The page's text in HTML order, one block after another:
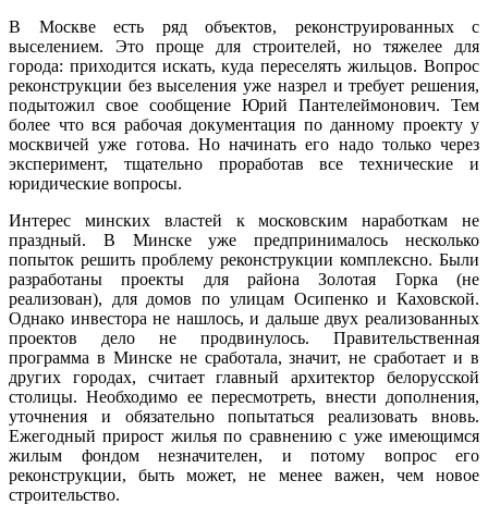
В Москве есть ряд объектов, рекон­струированных с
выселением. Это проще для строителей, но тяжелее для
города: приходится искать, куда переселять жильцов. Вопрос
реконструкции без выселения уже назрел и требует решения,
подытожил свое сообщение Юрий Пантелеймонович. Тем
более что вся рабочая документация по данному проекту у
москвичей уже готова. Но начинать его надо только через
эксперимент, тщательно проработав все технические и
юридические вопросы.
Интерес минских властей к московским наработкам не
праздный. В Минске уже предпринималось несколько
попыток решить проблему реконструкции комплексно. Были
разработаны проекты для района Золотая Горка (не
реализован), для домов по улицам Осипенко и Каховской.
Однако инвестора не нашлось, и дальше двух реализованных
проектов дело не продвинулось. Правительственная
программа в Минске не сработала, значит, не сработает и в
других городах, считает главный архитектор белорусской
столицы. Необходимо ее пересмотреть, внести дополнения,
уточнения и обязательно попытаться реализовать вновь.
Ежегодный прирост жилья по сравнению с уже имеющимся
жилым фондом незначителен, и потому вопрос его
реконструкции, быть может, не менее важен, чем новое
строительство.